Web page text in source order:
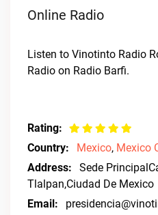
Online Radio
Listen to Vinotinto Radio
Radio on Radio Barfi.
Rating:
Country:
Mexico, Mexico
Address:
Sede
Tlalpan,Ciudad De Mexico
Email: